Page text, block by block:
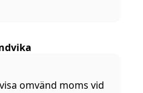
omvänd moms vid